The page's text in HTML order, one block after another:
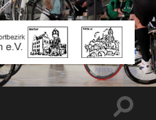
Radsportbezirk
Lahn
e.V.